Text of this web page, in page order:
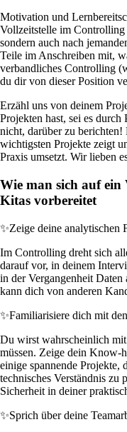
Motivation und
Vollzeitstelle im
sondern auch nach
Teile im Anschreiben mit,
verbandliches Controlling
du dir von dieser Position
Erzähl uns von deinem
Projekten hast, sei es
nicht, darüber zu berichten!
wichtigsten Projekte zeigt
Praxis umsetzt. Wir lieben
Wie man sich auf ein
Kitas vorbereitet
✨Zeige deine analytischen
Im Controlling dreht sich
darauf vor, in deinem
in der Vergangenheit Daten
kann dich von anderen
✨Familiarisiere dich mit
Du wirst wahrscheinlich
müssen. Zeige dein Know-
einige spannende Projekte,
technisches Verständnis zu
Sicherheit in deiner
✨Sprich über deine